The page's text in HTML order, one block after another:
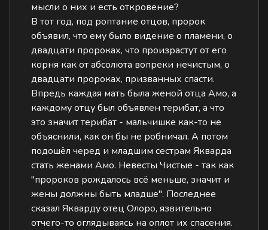
мысли о них и есть откровение?
В тот год, под роптание отцов, пророк
объявил, что ему было видение о пламени, о
двадцати пророках, что произрастут от его
корня как от абсолюта вопреки нечистым, о
двадцати пророках, призванных спасти.
Впредь каждая мать была женой отца Амо, а
каждому отцу был объявлен терибат, а что
это значит терибат - мальчишке как-то не
объяснили, как он бы не робничал. А потом
подошёл черед и младшим сестрам Якварда
стать женами Амо. Невесты Чистые - так как
"пророков рождалось всё меньше, значит и
жены должны быть младше". Последнее
сказал Якварду отец Олоро, язвительно
отчего-то оглядываясь на оплот их спасения.